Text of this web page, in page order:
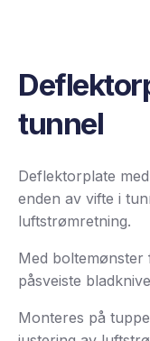
tunnel
Deflektorplate
enden av vifte i
luftstrømretning.
Med boltemønster
påsveiste
Monteres på